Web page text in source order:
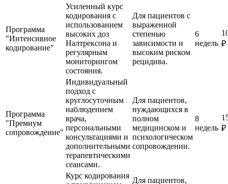
Программа
"Интенсивное
кодирование"
Усиленный курс
кодирования с
использованием
высоких доз
Налтрексона и
регулярным
мониторингом
состояния.
Для пациентов с
выраженной
степенью
зависимости и
высоким риском
рецидива.
6
недель ₽
Программа
"Премиум
сопровождение"
Индивидуальный
подход с
круглосуточным
наблюдением
врача,
персональными
консультациями и
дополнительными
терапевтическими
сеансами.
Для пациентов,
нуждающихся в
полном
медицинском и
психологическом
сопровождении.
8
недель ₽
Курс кодирования
Для пациентов,